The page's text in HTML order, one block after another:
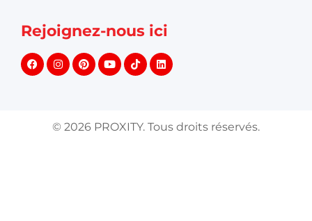
Rejoignez-nous ici
© 2026 PROXITY. Tous droits réservés.